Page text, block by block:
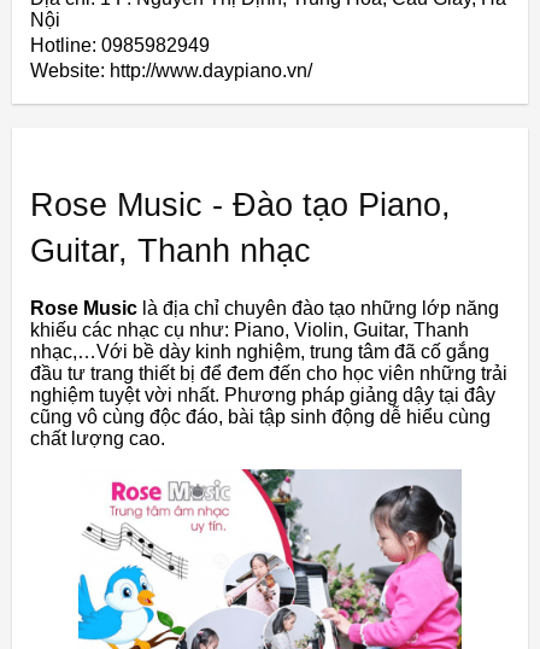
Nội
Hotline: 0985982949
Website: http://www.daypiano.vn/
Rose Music - Đào tạo Piano,
Guitar, Thanh nhạc
Rose Music là địa chỉ chuyên đào tạo những lớp năng
khiếu các nhạc cụ như: Piano, Violin, Guitar, Thanh
nhạc,…Với bề dày kinh nghiệm, trung tâm đã cố gắng
đầu tư trang thiết bị để đem đến cho học viên những trải
nghiệm tuyệt vời nhất. Phương pháp giảng dậy tại đây
cũng vô cùng độc đáo, bài tập sinh động dễ hiểu cùng
chất lượng cao.